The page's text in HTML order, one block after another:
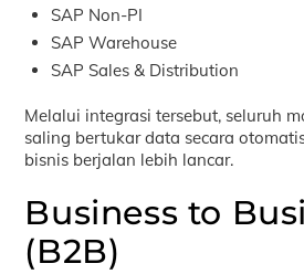
SAP Non-PI
SAP Warehouse
SAP Sales & Distribution
Melalui integrasi tersebut, seluruh
saling bertukar data secara
bisnis berjalan lebih lancar.
Business to
(B2B)